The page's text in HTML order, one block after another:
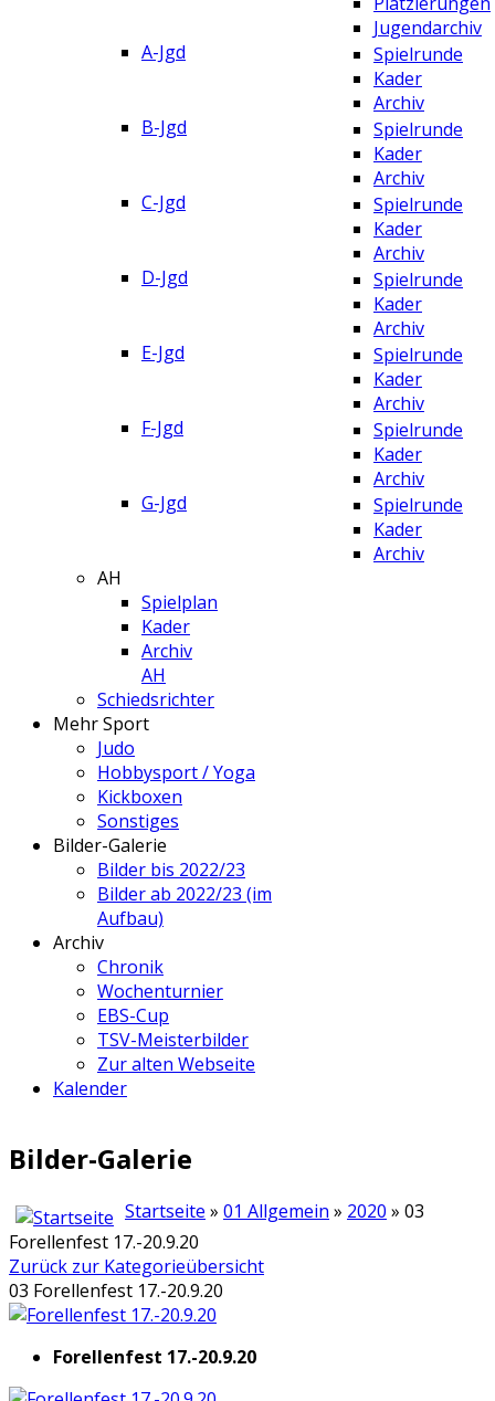
Jugendarchiv
A-Jgd
Spielrunde
Kader
Archiv
B-Jgd
Spielrunde
Kader
Archiv
C-Jgd
Spielrunde
Kader
Archiv
D-Jgd
Spielrunde
Kader
Archiv
E-Jgd
Spielrunde
Kader
Archiv
F-Jgd
Spielrunde
Kader
Archiv
G-Jgd
Spielrunde
Kader
Archiv
AH
Spielplan
Kader
Archiv
AH
Schiedsrichter
Mehr Sport
Judo
Hobbysport / Yoga
Kickboxen
Sonstiges
Bilder-Galerie
Bilder bis 2022/23
Bilder ab 2022/23 (im
Aufbau)
Archiv
Chronik
Wochenturnier
EBS-Cup
TSV-Meisterbilder
Zur alten Webseite
Kalender
Bilder-Galerie
Startseite » 01 Allgemein » 2020 » 03
Forellenfest 17.-20.9.20
Zurück zur Kategorieübersicht
03 Forellenfest 17.-20.9.20
Forellenfest 17.-20.9.20